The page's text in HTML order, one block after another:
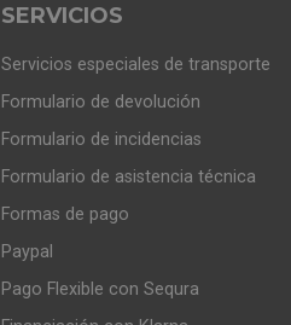
SERVICIOS
Servicios especiales de transporte
Formulario de devolución
Formulario de incidencias
Formulario de asistencia técnica
Formas de pago
Paypal
Pago Flexible con Sequra